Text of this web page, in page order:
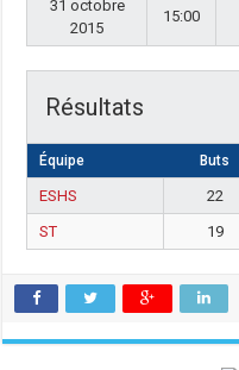
31 octobre
2015
15:00
Résultats
Équipe Buts
ESHS 22
ST
19